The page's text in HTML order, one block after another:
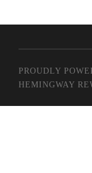
PROUDLY
HEMINGWAY